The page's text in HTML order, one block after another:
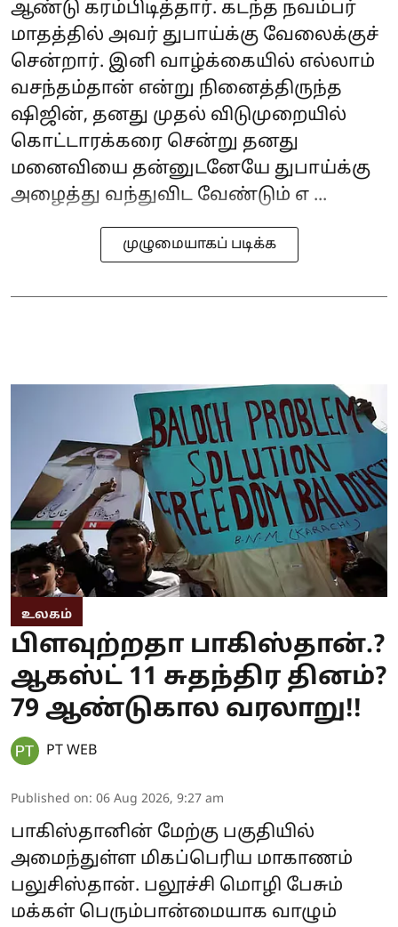
ஆண்டு கரம்பிடித்தார். கடந்த நவம்பர்
மாதத்தில் அவர் துபாய்க்கு வேலைக்குச்
சென்றார். இனி வாழ்க்கையில் எல்லாம்
வசந்தம்தான் என்று நினைத்திருந்த
ஷிஜின், தனது முதல் விடுமுறையில்
கொட்டாரக்கரை சென்று தனது
மனைவியை தன்னுடனேயே துபாய்க்கு
அழைத்து வந்துவிட வேண்டும் எ ...
முழுமையாகப் படிக்க
உலகம்
பிளவுற்றதா பாகிஸ்தான்.?
ஆகஸ்ட் 11 சுதந்திர தினம்?
79 ஆண்டுகால வரலாறு!!
PT WEB
Published on: 06 Aug 2026, 9:27 am
பாகிஸ்தானின் மேற்கு பகுதியில்
அமைந்துள்ள மிகப்பெரிய மாகாணம்
பலுசிஸ்தான். பலூச்சி மொழி பேசும்
மக்கள் பெரும்பான்மையாக வாழும்